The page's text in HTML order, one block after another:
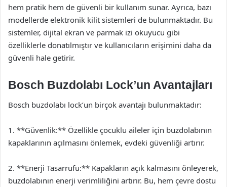
hem pratik hem de güvenli bir kullanım sunar. Ayrıca, bazı
modellerde elektronik kilit sistemleri de bulunmaktadır. Bu
sistemler, dijital ekran ve parmak izi okuyucu gibi
özelliklerle donatılmıştır ve kullanıcıların erişimini daha da
güvenli hale getirir.
Bosch Buzdolabı Lock’un Avantajları
Bosch buzdolabı lock’un birçok avantajı bulunmaktadır:
1. **Güvenlik:** Özellikle çocuklu aileler için buzdolabının
kapaklarının açılmasını önlemek, evdeki güvenliği artırır.
2. **Enerji Tasarrufu:** Kapakların açık kalmasını önleyerek,
buzdolabının enerji verimliliğini artırır. Bu, hem çevre dostu